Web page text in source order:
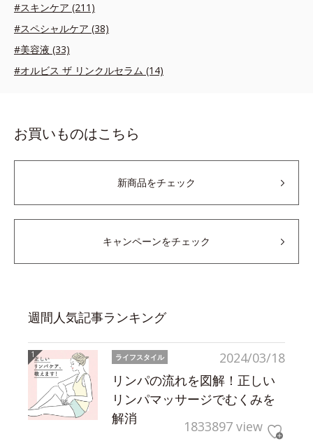
#スキンケア (211)
#スペシャルケア (38)
#美容液 (33)
#オルビス ザ リンクルセラム (14)
お買いものはこちら
新商品をチェック
キャンペーンをチェック
週間人気記事ランキング
2024/03/18
ライフスタイル
リンパの流れを図解！正しい
リンパマッサージでむくみを
解消
1833897 view